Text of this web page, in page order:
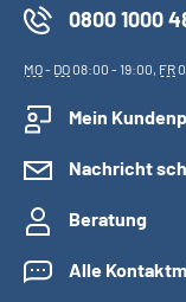
0800 1000
MO- DO08:00 - 19:00, FR
Mein
Nachricht
Beratung
Alle